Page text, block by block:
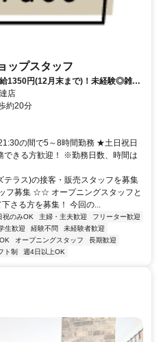
ップスタッフ
1350円(12月末まで)！未経験◎雑貨
員登用制度あり
店
約20分
の間で5～8時間勤務 ★土日祝日
きる方歓迎！ ※勤務日数、時間は
テラス)の接客・販売スタッフを募集
フ募集 ☆☆ オープニングスタッフと
さる方を募集！ 今回の...
祝のみOK 主婦・主夫歓迎
フリーター歓迎
生歓迎 経験不問
未経験者歓迎
オープニングスタッフ
長期歓迎
ト制 週4日以上OK